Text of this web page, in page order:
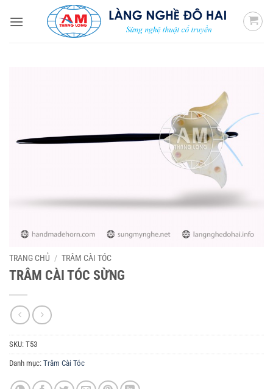
qua
TRANG CHỦ / TRÂM CÀI TÓC
TRÂM CÀI TÓC SỪNG
SKU: T53
Danh mục: Trâm Cài Tóc